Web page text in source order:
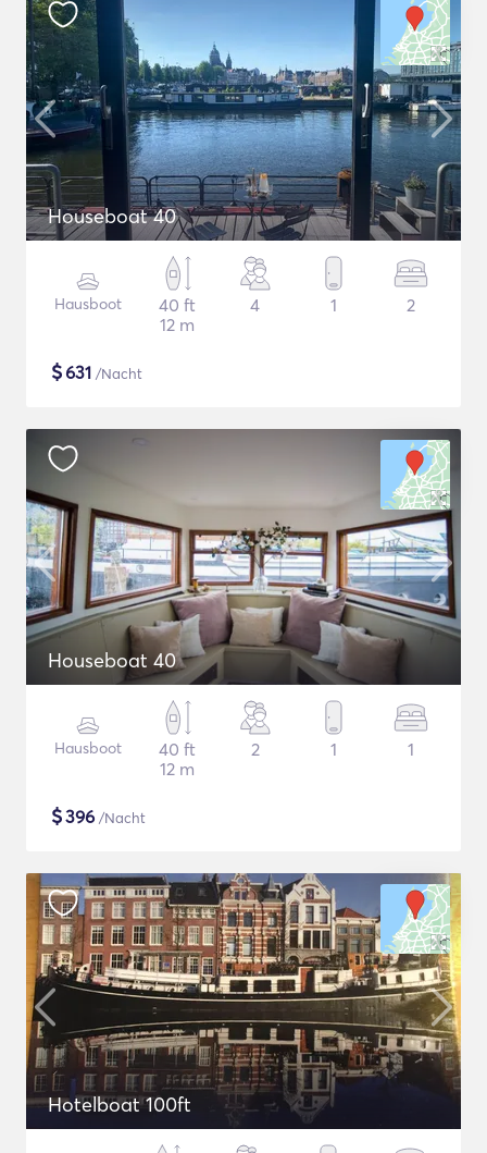
Houseboat 40
Hausboot
40 ft
12 m
4 1 2
$631 /Nacht
Houseboat 40
Hausboot
40 ft
12 m
2 1 1
$396 /Nacht
Hotelboat 100ft